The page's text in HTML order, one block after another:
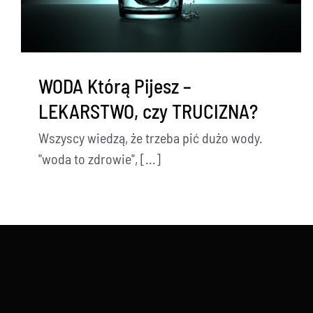
WODA Którą Pijesz –
LEKARSTWO, czy TRUCIZNA?
Wszyscy wiedzą, że trzeba pić dużo wody.
"woda to zdrowie", [...]